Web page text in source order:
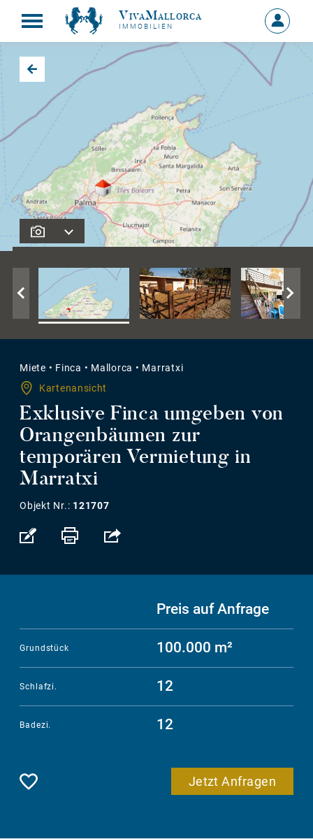
VivaMallorca
IMMOBILIEN
MEIN
KONTO
Zurück zu den Suchergebnissen
Miete • Finca • Mallorca • Marratxi
Kartenansicht
Exklusive Finca umgeben von
Orangenbäumen zur
temporären Vermietung in
Marratxi
Objekt Nr.: 121707
Preis auf Anfrage
100.000 m²
Grundstück
12
Schlafzi.
12
Badezi.
Merken Jetzt Anfragen